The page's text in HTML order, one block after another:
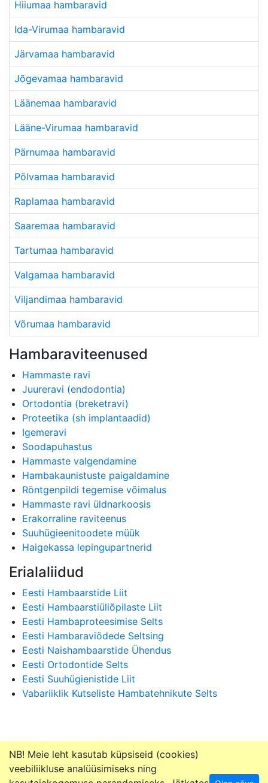
Hiiumaa hambaravid
Ida-Virumaa hambaravid
Järvamaa hambaravid
Jõgevamaa hambaravid
Läänemaa hambaravid
Lääne-Virumaa hambaravid
Pärnumaa hambaravid
Põlvamaa hambaravid
Raplamaa hambaravid
Saaremaa hambaravid
Tartumaa hambaravid
Valgamaa hambaravid
Viljandimaa hambaravid
Võrumaa hambaravid
Hambaraviteenused
Hammaste ravi
Juureravi (endodontia)
Ortodontia (breketravi)
Proteetika (sh implantaadid)
Igemeravi
Soodapuhastus
Hammaste valgendamine
Hambakaunistuste paigaldamine
Röntgenpildi tegemise võimalus
Hammaste ravi üldnarkoosis
Erakorraline raviteenus
Suuhügieenitoodete müük
Haigekassa lepingupartnerid
Erialaliidud
Eesti Hambaarstide Liit
Eesti Hambaarstiüliõpilaste Liit
Eesti Hambaproteesimise Selts
Eesti Hambaraviõdede Seltsing
Eesti Naishambaarstide Ühendus
Eesti Ortodontide Selts
Eesti Suuhügienistide Liit
Vabariiklik Kutseliste Hambatehnikute Selts
NB! Meie leht kasutab küpsiseid (cookies)
veebiliikluse analüüsimiseks ning